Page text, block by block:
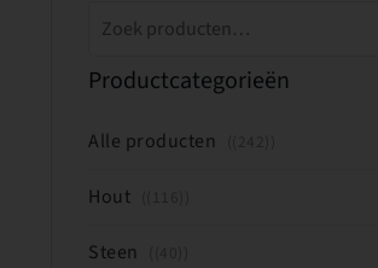
Productcategorieën
Alle producten
Hout
Steen